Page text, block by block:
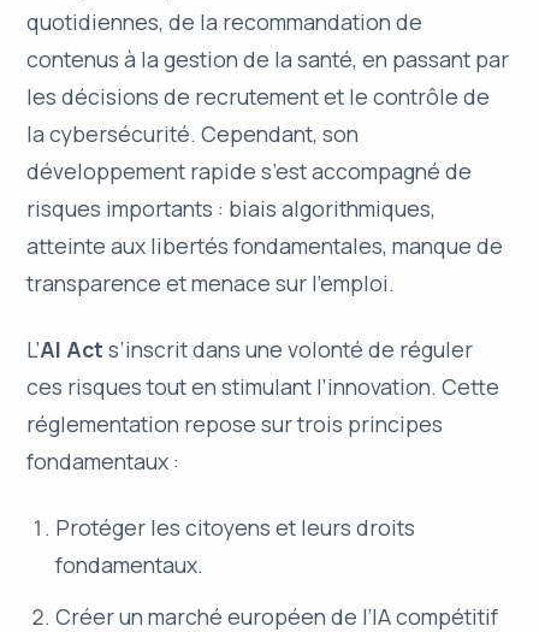
quotidiennes, de la recommandation de
contenus à la gestion de la santé, en passant par
les décisions de recrutement et le contrôle de
la cybersécurité. Cependant, son
développement rapide s’est accompagné de
risques importants : biais algorithmiques,
atteinte aux libertés fondamentales, manque de
transparence et menace sur l’emploi.
L’AI Act s’inscrit dans une volonté de réguler
ces risques tout en stimulant l’innovation. Cette
réglementation repose sur trois principes
fondamentaux :
Protéger les citoyens et leurs droits
fondamentaux.
Créer un marché européen de l’IA compétitif